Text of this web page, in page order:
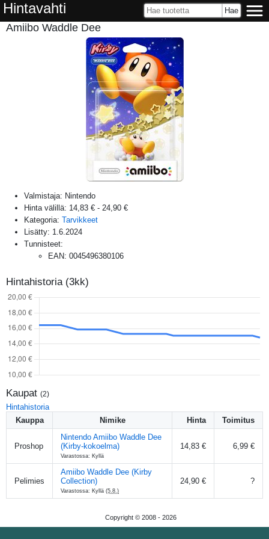
Hintavahti
Amiibo Waddle Dee
Valmistaja: Nintendo
Hinta välillä: 14,83 € - 24,90 €
Kategoria: Tarvikkeet
Lisätty: 1.6.2024
Tunnisteet:
EAN: 0045496380106
Hintahistoria (3kk)
Kaupat (2)
Hintahistoria
Kauppa
Nimike Hinta Toimitus
Proshop
Nintendo Amiibo Waddle Dee
(Kirby-kokoelma)
Varastossa: Kyllä
14,83 € 6,99 €
Pelimies
Amiibo Waddle Dee (Kirby
Collection)
Varastossa: Kyllä (5.8.)
24,90 € ?
Copyright © 2008 - 2026